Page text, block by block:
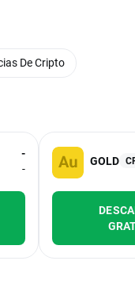
-
-
GOLD
De Cripto